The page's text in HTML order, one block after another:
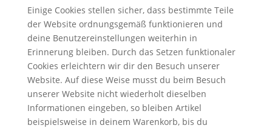
Einige Cookies stellen sicher, dass bestimmte Teile
der Website ordnungsgemäß funktionieren und
deine Benutzereinstellungen weiterhin in
Erinnerung bleiben. Durch das Setzen funktionaler
Cookies erleichtern wir dir den Besuch unserer
Website. Auf diese Weise musst du beim Besuch
unserer Website nicht wiederholt dieselben
Informationen eingeben, so bleiben Artikel
beispielsweise in deinem Warenkorb, bis du